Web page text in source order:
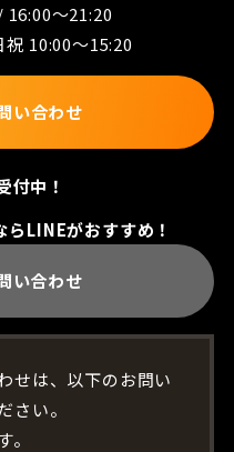
16:00～21:20
10:00～15:20
い合わせ
付中！
LINEがおすすめ！
い合わせ
せは、以下のお問い
さい。